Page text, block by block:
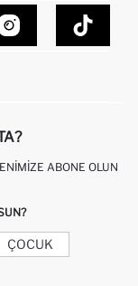
ABONE OLUN
ÇOCUK